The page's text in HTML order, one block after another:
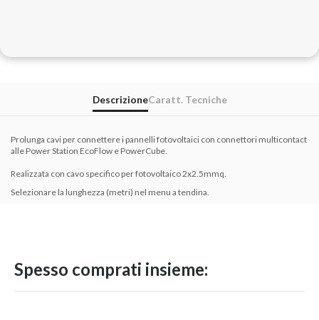
DescrizioneCaratt. Tecniche
Prolunga cavi per connettere i pannelli fotovoltaici con connettori multicontact
alle Power Station EcoFlow e PowerCube.
Realizzata con cavo specifico per fotovoltaico 2x2.5mmq.
Selezionare la lunghezza (metri) nel menu a tendina.
Spesso comprati insieme: